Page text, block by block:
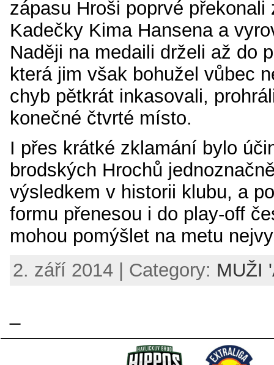
zápasu Hroši poprvé překonali
Kadečky Kima Hansena a
Naději na medaili drželi až do
která jim však bohužel vůbec
chyb pětkrát inkasovali,
konečné čtvrté místo.
I přes krátké zklamání bylo
brodských Hrochů
výsledkem v historii klubu, a
formu přenesou i do play-off
mohou pomýšlet na metu
2. září 2014 | Category: MUŽI